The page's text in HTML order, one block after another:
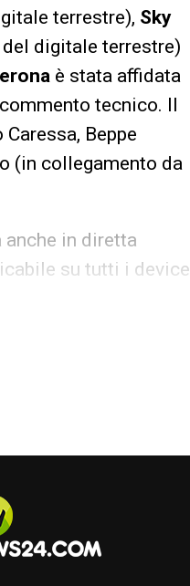
terrestre), Sky
digitale terrestre)
è stata affidata
tecnico. Il
Beppe
(in collegamento da
in diretta
su tutti i device
su
vedere le partite
472 e 482 del